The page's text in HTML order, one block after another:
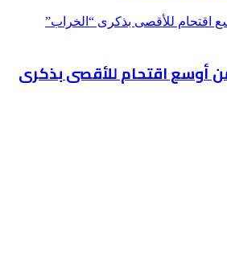
اقتحام للأقصى بذكرى “الخراب”
أوسع اقتحام للأقصى بذكرى